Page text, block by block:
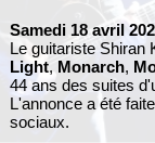
Samedi 18 avril
Le guitariste Shiran
Light, Monarch,
44 ans des suites
L'annonce a été
sociaux.